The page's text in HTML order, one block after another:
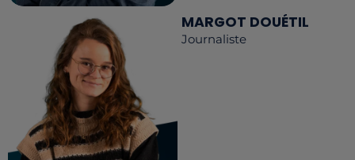
MARGOT DOUÉTIL
Journaliste